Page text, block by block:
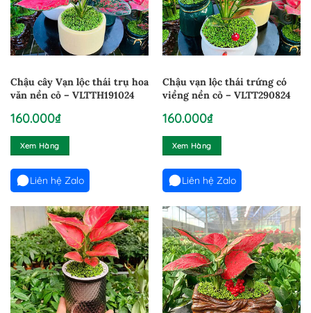
Chậu cây Vạn lộc thái trụ hoa
văn nền cỏ – VLTTH191024
160.000₫
Xem Hàng
Liên hệ Zalo
Chậu vạn lộc thái trứng có
viềng nền cỏ – VLTT290824
160.000₫
Xem Hàng
Liên hệ Zalo